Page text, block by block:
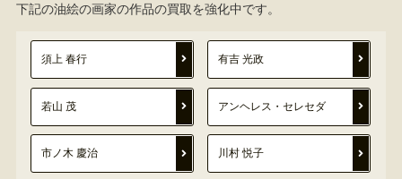
下記の油絵の画家の作品の買取を強化中です。
須上 春行 有吉 光政
若山 茂 アンヘレス・セレセダ
市ノ木 慶治 川村 悦子